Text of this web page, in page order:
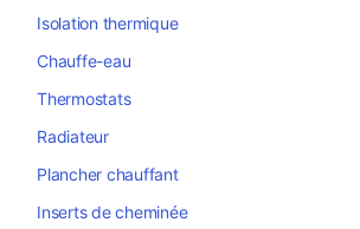
Isolation thermique
Chauffe-eau
Thermostats
Radiateur
Plancher chauffant
Inserts de cheminée